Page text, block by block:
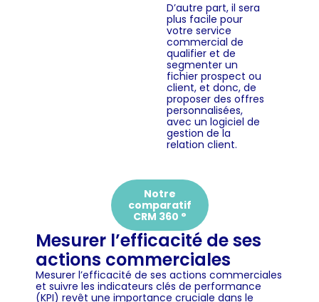
D’autre part, il sera
plus facile pour
votre service
commercial de
qualifier et de
segmenter un
fichier prospect ou
client, et donc, de
proposer des offres
personnalisées,
avec un logiciel de
gestion de la
relation client.
Notre
comparatif
CRM 360 °
Mesurer l’efficacité de ses
actions commerciales
Mesurer l’efficacité de ses actions commerciales
et suivre les indicateurs clés de performance
(KPI) revêt une importance cruciale dans le